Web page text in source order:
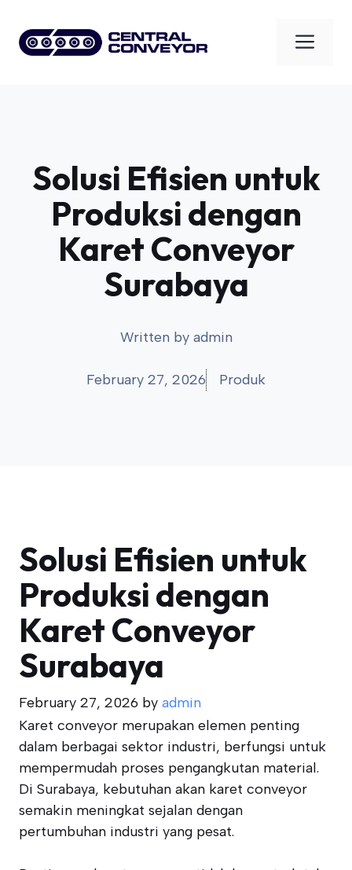
content
Solusi Efisien untuk
Produksi dengan
Karet Conveyor
Surabaya
Written by admin
February 27, 2026 Produk
Solusi Efisien untuk
Produksi dengan
Karet Conveyor
Surabaya
February 27, 2026 by admin
Karet conveyor merupakan elemen penting
dalam berbagai sektor industri, berfungsi untuk
mempermudah proses pengangkutan material.
Di Surabaya, kebutuhan akan karet conveyor
semakin meningkat sejalan dengan
pertumbuhan industri yang pesat.